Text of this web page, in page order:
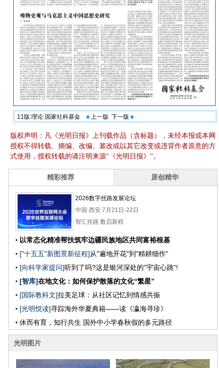
11版:理论·国家社科基金 上一版 下一版
版权声明：凡《光明日报》上刊载作品（含标题），未经本报或本网
授权不得转载、摘编、改编、篡改或以其它改变或违背作者原意的方
式使用，授权转载的请注明来源“《光明日报》”。